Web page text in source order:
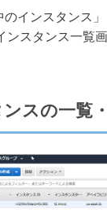
のインスタンス
ンスタンス一覧
スの一覧